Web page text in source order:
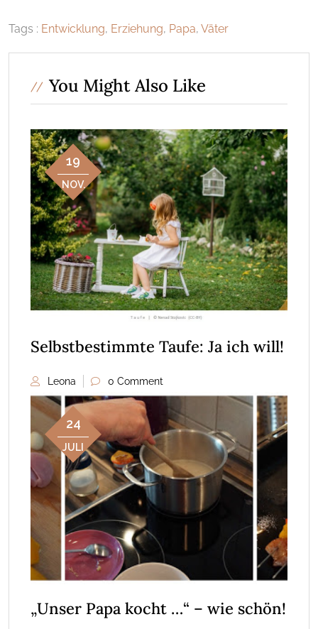
Tags : Entwicklung, Erziehung, Papa, Väter
You Might Also Like
19
NOV.
Selbstbestimmte Taufe: Ja ich will!
Leona 0 Comment
24
JULI
„Unser Papa kocht …“ – wie schön!